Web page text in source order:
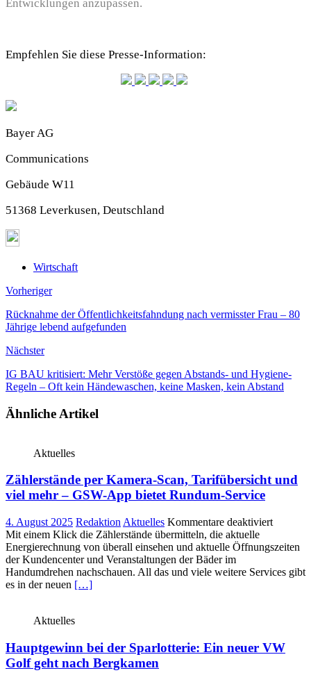
Entwicklungen anzupassen.
Empfehlen Sie diese Presse-Information:
Bayer AG
Communications
Gebäude W11
51368 Leverkusen, Deutschland
Wirtschaft
Vorheriger
Rücknahme der Öffentlichkeitsfahndung nach vermisster Frau – 80
Jährige lebend aufgefunden
Nächster
IG BAU kritisiert: Mehr Verstöße gegen Abstands- und Hygiene-
Regeln – Oft kein Händewaschen, keine Masken, kein Abstand
Ähnliche Artikel
Aktuelles
Zählerstände per Kamera-Scan, Tarifübersicht und
viel mehr – GSW-App bietet Rundum-Service
4. August 2025 Redaktion Aktuelles Kommentare deaktiviertfür
per
Scan,
GSW-
Mit einem Klick die Zählerstände übermitteln, die aktuelle
Energierechnung von überall einsehen und aktuelle Öffnungszeiten
der Kundencenter und Veranstaltungen der Bäder im
Handumdrehen nachschauen. All das und viele weitere Services gibt
es in der neuen […]
Aktuelles
Hauptgewinn bei der Sparlotterie: Ein neuer VW
Golf geht nach Bergkamen